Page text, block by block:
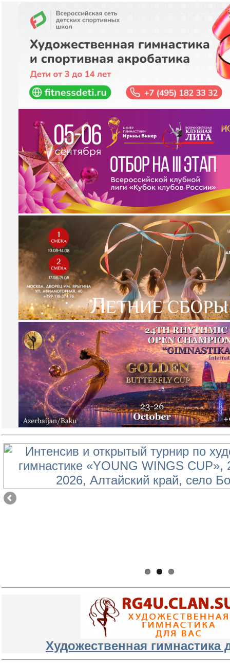
Художественная гимнастика